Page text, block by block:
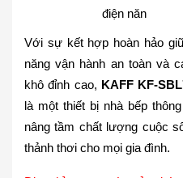
điện năn
Với sự kết hợp hoàn hảo
năng vận hành an toàn và
khô đỉnh cao, KAFF KF-
là một thiết bị nhà bếp
nâng tầm chất lượng cuộc
thảnh thơi cho mọi gia đình.